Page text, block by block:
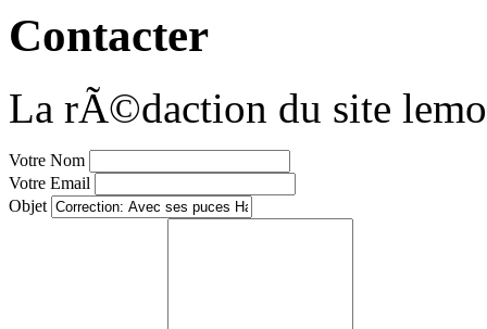
Contacter
La rÃ©daction du site
Votre Nom
Votre Email
Objet